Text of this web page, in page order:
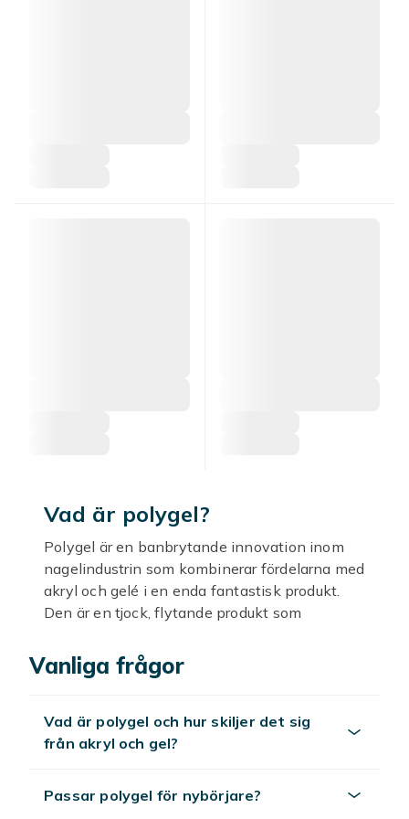
Vad är polygel?
Polygel är en banbrytande innovation inom
nagelindustrin som kombinerar fördelarna med
akryl och gelé i en enda fantastisk produkt.
Den är en tjock, flytande produkt som
kan användas som nagelförlängning, och
härdas till sist under en UV-lampa. Polygel
dem till det perfekta valet för både
professionella nagelteknologer och
enkel att använda, vilket innebär att även
nybörjare kan skapa fantastiska naglar
Vanliga frågor
Vad är polygel och hur skiljer det sig
från akryl och gel?
Passar polygel för nybörjare?